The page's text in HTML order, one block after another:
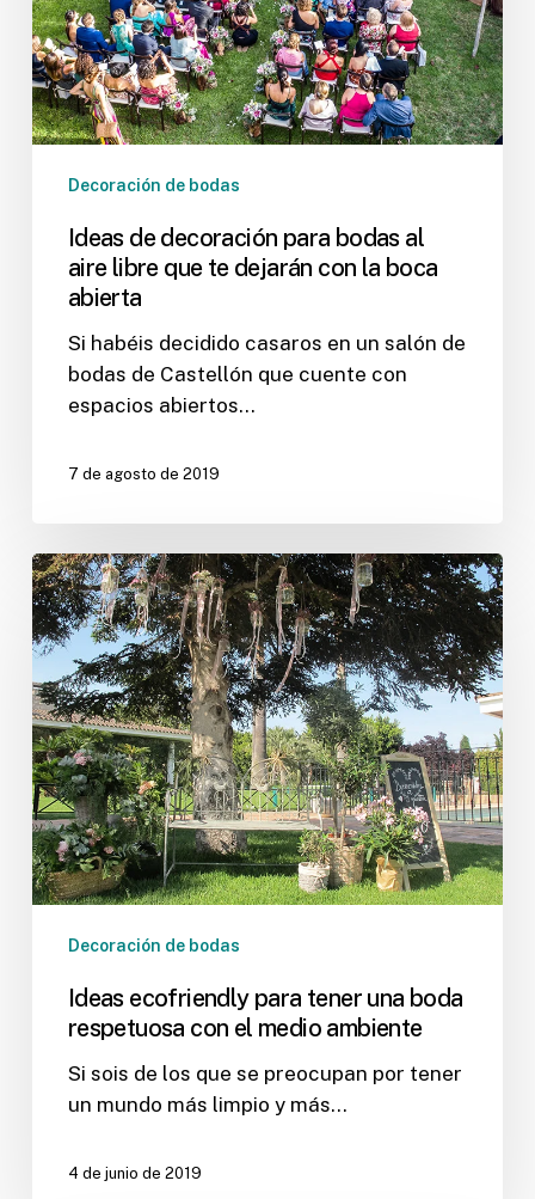
libre
que
te
dejarán
con
abierta
Decoración de bodas
Ideas de decoración para bodas al
aire libre que te dejarán con la boca
abierta
Si habéis decidido casaros en un salón de
bodas de Castellón que cuente con
espacios abiertos…
7 de agosto de 2019
Ideas
ecofriendly
para
tener
una
boda
respetuosa
con
el
medio
ambiente
Decoración de bodas
Ideas ecofriendly para tener una boda
respetuosa con el medio ambiente
Si sois de los que se preocupan por tener
un mundo más limpio y más…
4 de junio de 2019